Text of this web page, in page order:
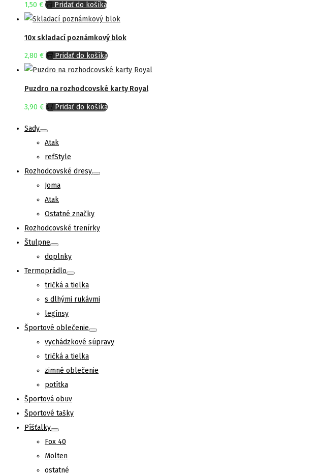
1,50 € Pridať do košíka
10x skladací poznámkový blok
2,80 € Pridať do košíka
Puzdro na rozhodcovské karty Royal
3,90 € Pridať do košíka
Sady
Atak
refStyle
Rozhodcovské dresy
Joma
Atak
Ostatné značky
Rozhodcovské trenírky
Štulpne
doplnky
Termoprádlo
tričká a tielka
s dlhými rukávmi
legínsy
Športové oblečenie
vychádzkové súpravy
tričká a tielka
zimné oblečenie
potítka
Športová obuv
Športové tašky
Píšťalky
Fox 40
Molten
ostatné